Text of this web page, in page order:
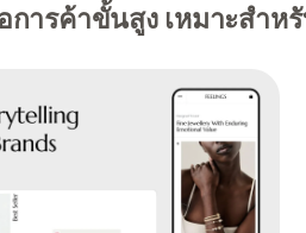
การค้าขั้นสูง เหมาะสำห